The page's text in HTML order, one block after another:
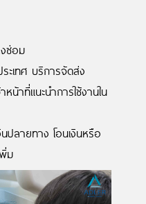
ซ่อม
ะเทศ บริการจัดส่ง
าที่แนะนำการใช้งานใน
ปลายทาง โอนเงินหรือ
ม